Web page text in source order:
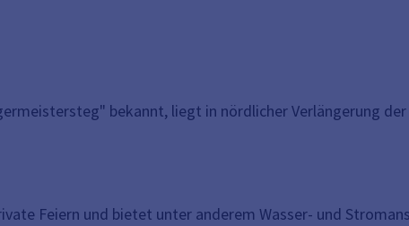
bekannt, liegt in nördlicher Verlängerung
Feiern und bietet unter anderem Wasser- und